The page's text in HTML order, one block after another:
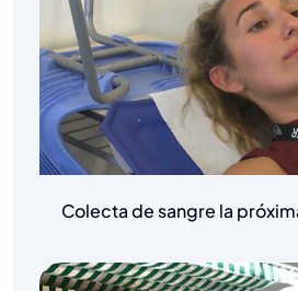
Colecta de sangre la